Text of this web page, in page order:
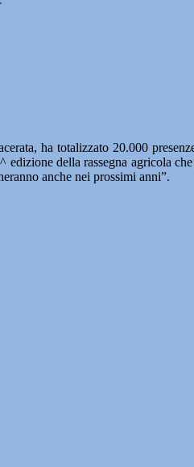
ha totalizzato 20.000
della rassegna agricola che
anche nei prossimi anni”.